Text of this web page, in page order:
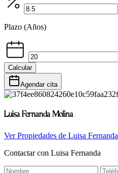
Plazo (Años)
Calcular
Agendar cita
Luisa Fernanda Molina
Ver Propiedades de Luisa Fernanda
Contactar con Luisa Fernanda